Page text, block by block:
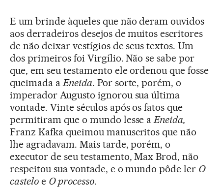
E um brinde àqueles que não deram ouvidos
aos derradeiros desejos de muitos escritores
de não deixar vestígios de seus textos. Um
dos primeiros foi Virgílio. Não se sabe por
que, em seu testamento ele ordenou que fosse
queimada aEneida. Por sorte, porém, o
imperador Augusto ignorou sua última
vontade. Vinte séculos após os fatos que
permitiram que o mundo lesse aEneida,
Franz Kafka queimou manuscritos que não
lhe agradavam. Mais tarde, porém, o
executor de seu testamento, Max Brod, não
respeitou sua vontade, e o mundo pôde ler O
casteloe O processo.